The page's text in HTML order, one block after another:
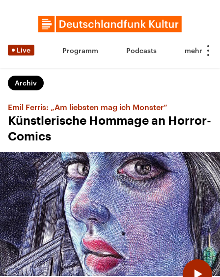
Live Programm Podcasts
Archiv
Emil Ferris: „Am liebsten mag ich Monster“
Künstlerische Hommage an Horror-
Comics